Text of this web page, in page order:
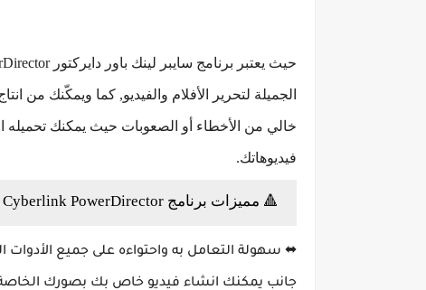
الجميلة لتحرير الأفلام والفيديو, كما ويمكّنك من
خالي من الأخطاء أو الصعوبات حيث يمكنك تحميله
فيديوهاتك.
🔺 مميزات برنامج Cyberlink PowerDirector للمونتاج
⬌ سهولة التعامل به واحتواءه على جميع الأدوات
جانب يمكنك انشاء فيديو خاص بك بصورك